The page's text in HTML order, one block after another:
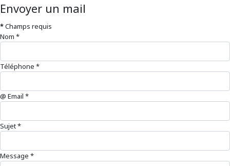
Envoyer un mail
*Champs requis
Nom *
Téléphone *
@ Email *
Sujet*
Message *